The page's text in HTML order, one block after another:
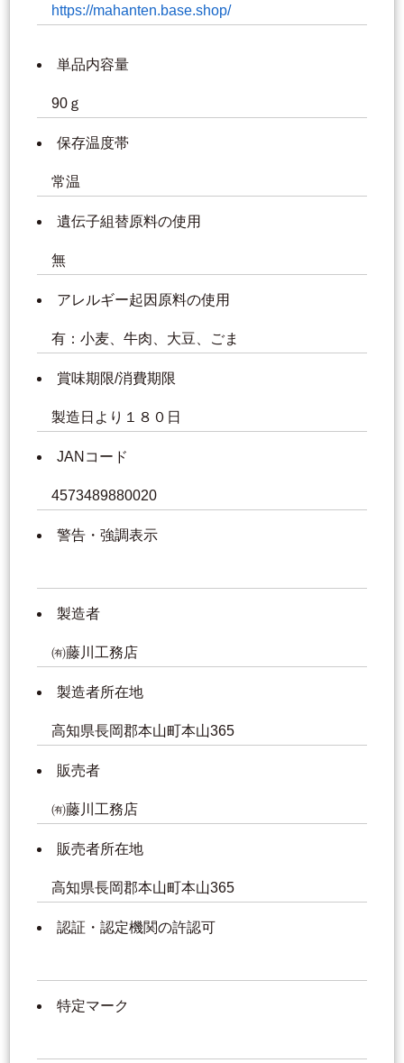
https://mahanten.base.shop/
単品内容量
90ｇ
保存温度帯
常温
遺伝子組替原料の使用
無
アレルギー起因原料の使用
有：小麦、牛肉、大豆、ごま
賞味期限/消費期限
製造日より１８０日
JANコード
4573489880020
警告・強調表示
製造者
㈲藤川工務店
製造者所在地
高知県長岡郡本山町本山365
販売者
㈲藤川工務店
販売者所在地
高知県長岡郡本山町本山365
認証・認定機関の許認可
特定マーク